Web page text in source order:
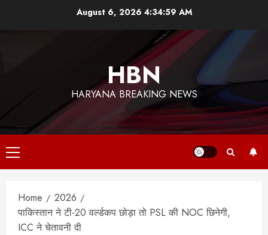
August 6, 2026 4:34:59 AM
HBN
HARYANA BREAKING NEWS
Primary
Menu
Home
2026
पाकिस्तान ने टी-20 वर्ल्डकप छोड़ा तो PSL की NOC छिनेगी,
ICC ने चेतावनी दी